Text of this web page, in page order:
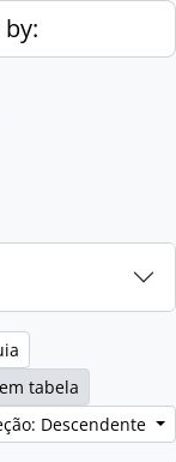
tabela
Descendente